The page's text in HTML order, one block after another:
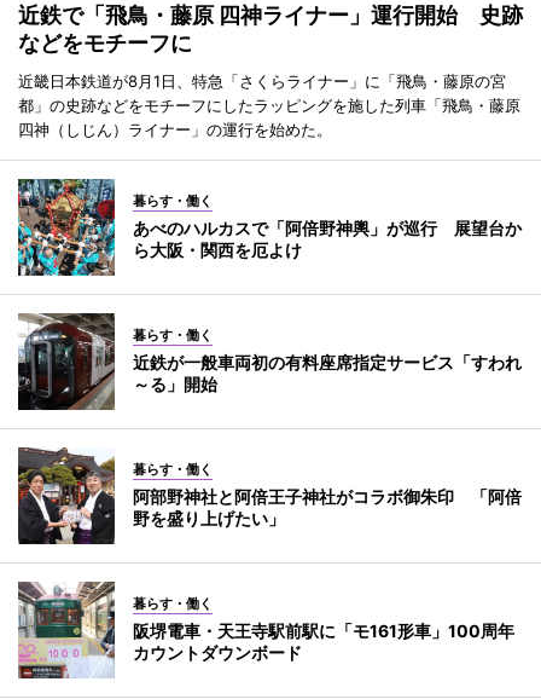
近鉄で「飛鳥・藤原 四神ライナー」運行開始 史跡
などをモチーフに
近畿日本鉄道が8月1日、特急「さくらライナー」に「飛鳥・藤原の宮
都」の史跡などをモチーフにしたラッピングを施した列車「飛鳥・藤原
四神（しじん）ライナー」の運行を始めた。
暮らす・働く
あべのハルカスで「阿倍野神輿」が巡行 展望台か
ら大阪・関西を厄よけ
暮らす・働く
近鉄が一般車両初の有料座席指定サービス「すわれ
～る」開始
暮らす・働く
阿部野神社と阿倍王子神社がコラボ御朱印 「阿倍
野を盛り上げたい」
暮らす・働く
阪堺電車・天王寺駅前駅に「モ161形車」100周年
カウントダウンボード